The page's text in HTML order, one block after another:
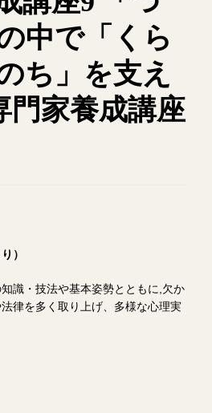
中で「くら
ち」を支え
門家養成講座
）
識・技法や基本姿勢とともに,欠か
律を多く取り上げ、多様な心理実